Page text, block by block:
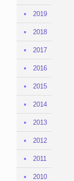
2019
2018
2017
2016
2015
2014
2013
2012
2011
2010